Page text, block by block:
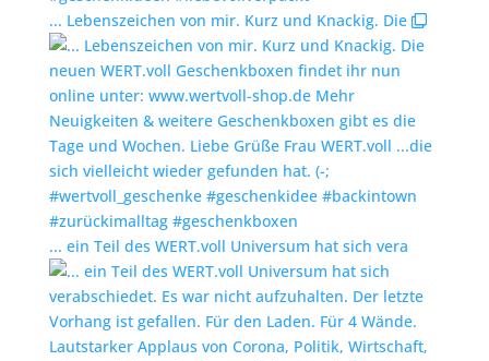
... Lebenszeichen von mir. Kurz und Knackig. Die
... ein Teil des WERT.voll Universum hat sich vera